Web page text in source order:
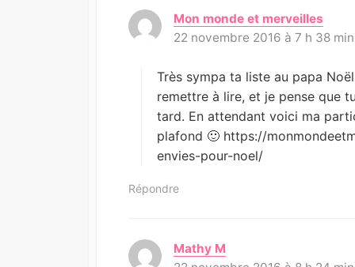
Mon monde et merveilles
i
22 novembre 2016 à 7 h 38 min
Très sympa ta liste au papa
remettre à lire, et je pense que
tard. En attendant voici ma
plafond 🙂 https://
envies-pour-noel/
Répondre
Mathy M